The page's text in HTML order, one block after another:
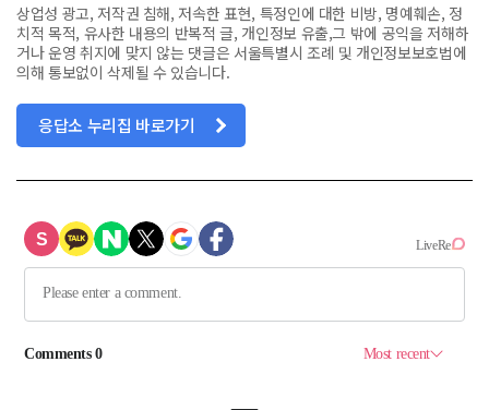
상업성 광고, 저작권 침해, 저속한 표현, 특정인에 대한 비방, 명예훼손, 정
치적 목적, 유사한 내용의 반복적 글, 개인정보 유출,그 밖에 공익을 저해하
거나 운영 취지에 맞지 않는 댓글은 서울특별시 조례 및 개인정보보호법에
의해 통보없이 삭제될 수 있습니다.
응답소 누리집 바로가기